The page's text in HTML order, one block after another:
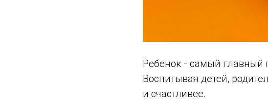
Ребенок - самый главный
Воспитывая детей,
и счастливее.